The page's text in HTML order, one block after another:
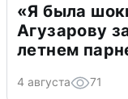
«Я была
Агузарову
летнем
4 августа 71